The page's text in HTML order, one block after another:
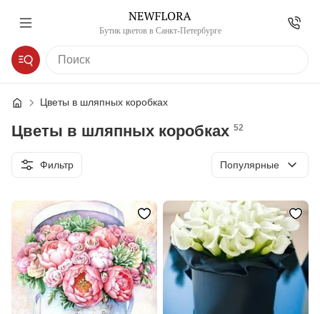
Бутик цветов в Санкт-Петербурге
Цветы в шляпных коробках
Цветы в шляпных коробках 52
Фильтр Сортировка
Популярные